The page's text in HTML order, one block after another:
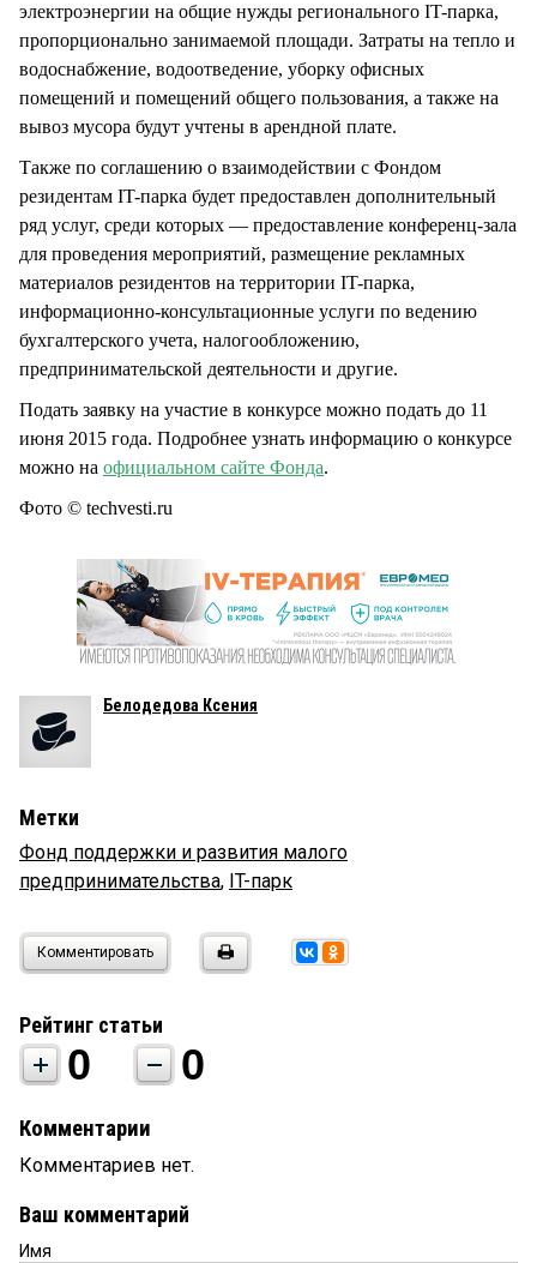
электроэнергии на общие нужды регионального IT-парка,
пропорционально занимаемой площади. Затраты на тепло и
водоснабжение, водоотведение, уборку офисных
помещений и помещений общего пользования, а также на
вывоз мусора будут учтены в арендной плате.
Также по соглашению о взаимодействии с Фондом
резидентам IT-парка будет предоставлен дополнительный
ряд услуг, среди которых — предоставление конференц-зала
для проведения мероприятий, размещение рекламных
материалов резидентов на территории IT-парка,
информационно-консультационные услуги по ведению
бухгалтерского учета, налогообложению,
предпринимательской деятельности и другие.
Подать заявку на участие в конкурсе можно подать до 11
июня 2015 года. Подробнее узнать информацию о конкурсе
можно на официальном сайте Фонда.
Фото © techvesti.ru
Белодедова Ксения
Метки
Фонд поддержки и развития малого
предпринимательства, IT-парк
Комментировать
Рейтинг статьи
0 0
Комментарии
Комментариев нет.
Ваш комментарий
Имя